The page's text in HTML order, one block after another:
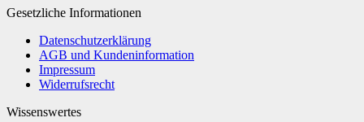
Gesetzliche Informationen
Datenschutzerklärung
AGB und Kundeninformation
Impressum
Widerrufsrecht
Wissenswertes